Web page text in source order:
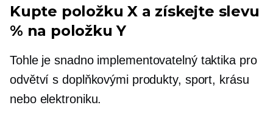
Kupte položku X a získejte slevu
% na položku Y
Tohle jesnadno implementovatelnýtaktika pro
odvětví s doplňkovými produkty, sport, krásu
nebo elektroniku.